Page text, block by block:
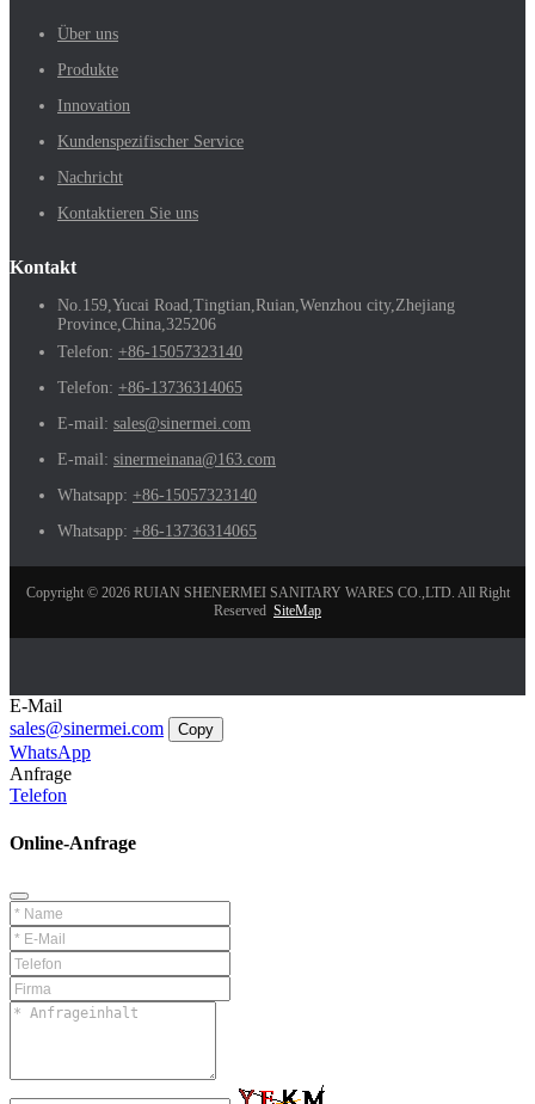
Über uns
Produkte
Innovation
Kundenspezifischer Service
Nachricht
Kontaktieren Sie uns
Kontakt
No.159,Yucai Road,Tingtian,Ruian,Wenzhou city,Zhejiang
Province,China,325206
Telefon: +86-15057323140
Telefon: +86-13736314065
E-mail: sales@sinermei.com
E-mail: sinermeinana@163.com
Whatsapp: +86-15057323140
Whatsapp: +86-13736314065
Copyright © 2026 RUIAN SHENERMEI SANITARY WARES CO.,LTD. All Right
Reserved SiteMap
E-Mail
sales@sinermei.com
Copy
WhatsApp
Anfrage
Telefon
Online-Anfrage